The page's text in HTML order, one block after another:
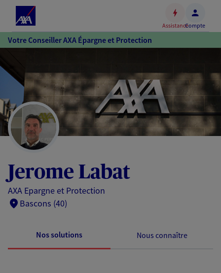
Accéder
au
Accéder
au
pied
de
page
AssistanceCompte
Votre Conseiller AXA Épargne et Protection
Jerome Labat
AXA Epargne et Protection
Bascons (40)
Nos solutions Nous connaître